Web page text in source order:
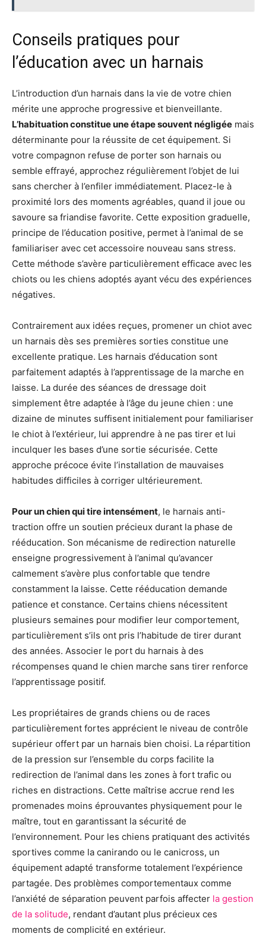
Conseils pratiques pour
l’éducation avec un harnais
L’introduction d’un harnais dans la vie de votre chien
mérite une approche progressive et bienveillante.
L’habituation constitue une étape souvent négligée mais
déterminante pour la réussite de cet équipement. Si
votre compagnon refuse de porter son harnais ou
semble effrayé, approchez régulièrement l’objet de lui
sans chercher à l’enfiler immédiatement. Placez-le à
proximité lors des moments agréables, quand il joue ou
savoure sa friandise favorite. Cette exposition graduelle,
principe de l’éducation positive, permet à l’animal de se
familiariser avec cet accessoire nouveau sans stress.
Cette méthode s’avère particulièrement efficace avec les
chiots ou les chiens adoptés ayant vécu des expériences
négatives.
Contrairement aux idées reçues, promener un chiot avec
un harnais dès ses premières sorties constitue une
excellente pratique. Les harnais d’éducation sont
parfaitement adaptés à l’apprentissage de la marche en
laisse. La durée des séances de dressage doit
simplement être adaptée à l’âge du jeune chien : une
dizaine de minutes suffisent initialement pour familiariser
le chiot à l’extérieur, lui apprendre à ne pas tirer et lui
inculquer les bases d’une sortie sécurisée. Cette
approche précoce évite l’installation de mauvaises
habitudes difficiles à corriger ultérieurement.
Pour un chien qui tire intensément, le harnais anti-
traction offre un soutien précieux durant la phase de
rééducation. Son mécanisme de redirection naturelle
enseigne progressivement à l’animal qu’avancer
calmement s’avère plus confortable que tendre
constamment la laisse. Cette rééducation demande
patience et constance. Certains chiens nécessitent
plusieurs semaines pour modifier leur comportement,
particulièrement s’ils ont pris l’habitude de tirer durant
des années. Associer le port du harnais à des
récompenses quand le chien marche sans tirer renforce
l’apprentissage positif.
Les propriétaires de grands chiens ou de races
particulièrement fortes apprécient le niveau de contrôle
supérieur offert par un harnais bien choisi. La répartition
de la pression sur l’ensemble du corps facilite la
redirection de l’animal dans les zones à fort trafic ou
riches en distractions. Cette maîtrise accrue rend les
promenades moins éprouvantes physiquement pour le
maître, tout en garantissant la sécurité de
l’environnement. Pour les chiens pratiquant des activités
sportives comme la canirando ou le canicross, un
équipement adapté transforme totalement l’expérience
partagée. Des problèmes comportementaux comme
l’anxiété de séparation peuvent parfois affecter la gestion
de la solitude, rendant d’autant plus précieux ces
moments de complicité en extérieur.